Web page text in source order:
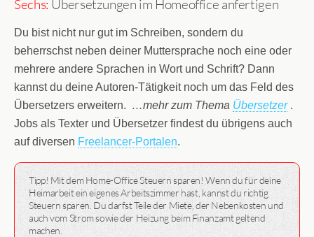
Sechs: Übersetzungen im Homeoffice anfertigen
Du bist nicht nur gut im Schreiben, sondern du
beherrschst neben deiner Muttersprache noch eine oder
mehrere andere Sprachen in Wort und Schrift? Dann
kannst du deine Autoren-Tätigkeit noch um das Feld des
Übersetzers erweitern. …mehr zum Thema Übersetzer.
Jobs als Texter und Übersetzer findest du übrigens auch
auf diversen Freelancer-Portalen.
Tipp! Mit dem Home-Office Steuern sparen! Wenn du für deine
Heimarbeit ein eigenes Arbeitszimmer hast, kannst du richtig
Steuern sparen. Du darfst Teile der Miete, der Nebenkosten und
auch vom Strom sowie der Heizung beim Finanzamt geltend
machen.